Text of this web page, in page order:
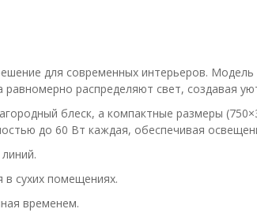
для современных интерьеров. Модель
распределяют свет, создавая
блеск, а компактные размеры
до 60 Вт каждая, обеспечивая
в сухих помещениях.
временем.